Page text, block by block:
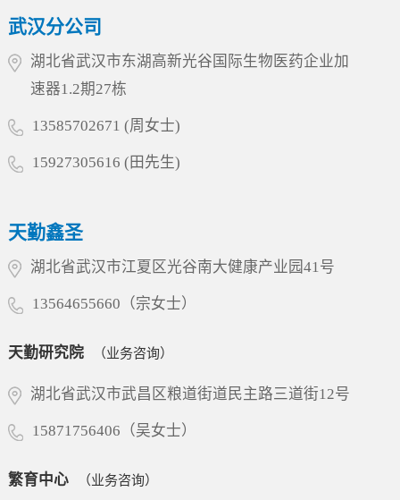
往成绩的高度认可，更是对企业引领产业创新的
殷切期望。天勤生物将积极响应省委关于推动民
营经济高质量发展的号召，继续以大动物试验为
核心特色，深化产学研协同创新，加速构建国内
一流、国际知名的综合服务平台，为...
武汉分公司
湖北省武汉市东湖高新光谷国际生物医药企业加
速器1.2期27栋
13585702671 (周女士)
15927305616 (田先生)
天勤鑫圣
湖北省武汉市江夏区光谷南大健康产业园41号
13564655660（宗女士）
天勤研究院 （业务咨询）
湖北省武汉市武昌区粮道街道民主路三道街12号
15871756406（吴女士）
繁育中心 （业务咨询）